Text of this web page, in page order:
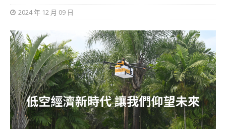
2024 年 12 月 09 日